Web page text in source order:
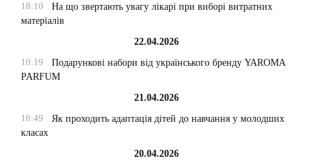
18:10
На що звертають увагу лікарі при виборі витратних
матеріалів
22.04.2026
10:19
Подарункові набори від українського бренду YAROMA
PARFUM
21.04.2026
16:49
Як проходить адаптація дітей до навчання у молодших
класах
20.04.2026